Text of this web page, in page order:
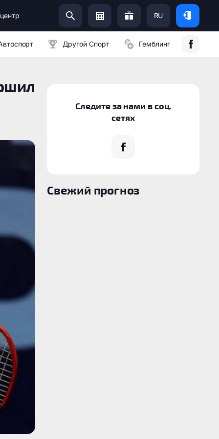
RU
Другой Спорт Гемблинг
Следите за нами в соц.
сетях
Свежий прогноз